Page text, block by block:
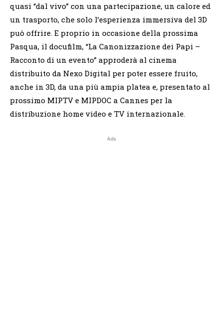
quasi “dal vivo” con una partecipazione, un calore ed
un trasporto, che solo l’esperienza immersiva del 3D
può offrire. E proprio in occasione della prossima
Pasqua, il docufilm, “La Canonizzazione dei Papi –
Racconto di un evento” approderà al cinema
distribuito da Nexo Digital per poter essere fruito,
anche in 3D, da una più ampia platea e, presentato al
prossimo MIPTV e MIPDOC a Cannes per la
distribuzione home video e TV internazionale.
Ads